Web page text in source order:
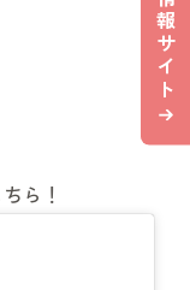
報
サ
イ
ト
ら！